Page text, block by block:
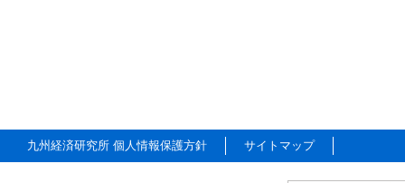
九州経済研究所 個人情報保護方針 サイトマップ